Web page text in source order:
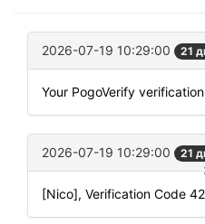
2026-07-19 10:29:00 21
Your PogoVerify
2026-07-19 10:29:00 21
[Nico], Verification Code